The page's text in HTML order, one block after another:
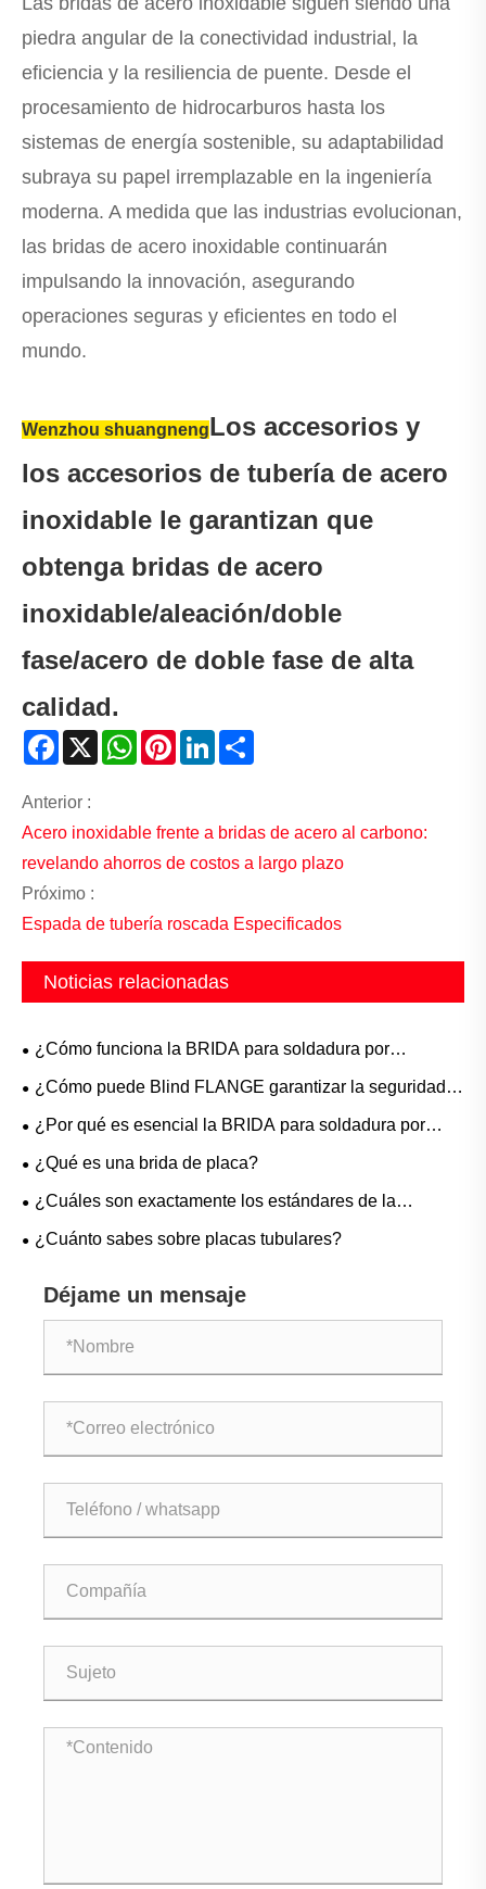
piedra angular de la conectividad industrial, la
eficiencia y la resiliencia de puente. Desde el
procesamiento de hidrocarburos hasta los
sistemas de energía sostenible, su adaptabilidad
subraya su papel irremplazable en la ingeniería
moderna. A medida que las industrias evolucionan,
las bridas de acero inoxidable continuarán
impulsando la innovación, asegurando
operaciones seguras y eficientes en todo el
mundo.
Wenzhou shuangnengLos accesorios y
los accesorios de tubería de acero
inoxidable le garantizan que
obtenga bridas de acero
inoxidable/aleación/doble
fase/acero de doble fase de alta
calidad.
Facebook
X WhatsAppPinterestLinkedIn
Anterior :
Acero inoxidable frente a bridas de acero al carbono:
revelando ahorros de costos a largo plazo
Próximo :
Espada de tubería roscada Especificados
Noticias relacionadas
¿Cómo funciona la BRIDA para soldadura por
enchufe?
¿Cómo puede Blind FLANGE garantizar la seguridad
de las tuberías y un fácil mantenimiento?
¿Por qué es esencial la BRIDA para soldadura por
encaje para sistemas de tuberías de alta presión?
¿Qué es una brida de placa?
¿Cuáles son exactamente los estándares de la
industria para los espacios en blanco de líneas de
¿Cuánto sabes sobre placas tubulares?
Déjame un mensaje